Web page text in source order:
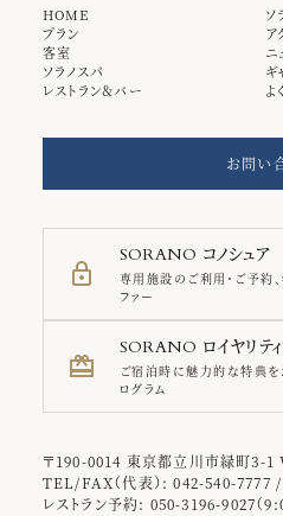
HOME
プラン
客室
ソラノスパ
レストラン＆バー
ソ
ア
ニ
ギ
よ
お問い
SORANO コノシュア
専用施設のご利用・ご予約
ファー
SORANO ロイヤリテ
ご宿泊時に魅力的な特典
ログラム
〒190-0014 東京都立川市緑町3-1
TEL/FAX（代表）: 042-540-7777
レストラン予約: 050-3196-9027（